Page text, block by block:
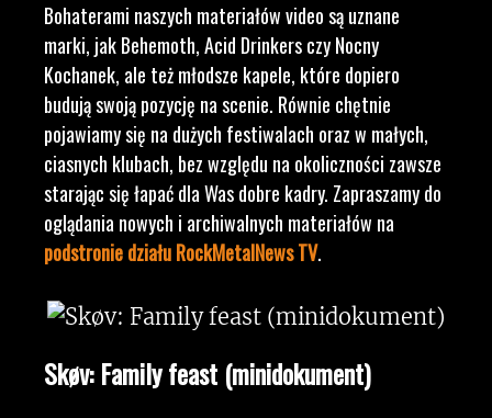
Bohaterami naszych materiałów video są uznane
marki, jak Behemoth, Acid Drinkers czy Nocny
Kochanek, ale też młodsze kapele, które dopiero
budują swoją pozycję na scenie. Równie chętnie
pojawiamy się na dużych festiwalach oraz w małych,
ciasnych klubach, bez względu na okoliczności zawsze
starając się łapać dla Was dobre kadry. Zapraszamy do
oglądania nowych i archiwalnych materiałów na
podstronie działu RockMetalNews TV.
Skøv: Family feast (minidokument)